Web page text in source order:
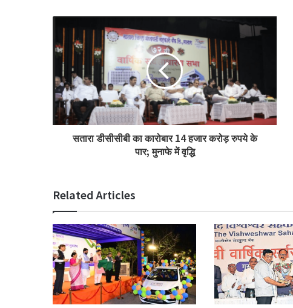
सतारा डीसीसीबी का कारोबार 14 हजार करोड़ रुपये के
पार; मुनाफे में वृद्धि
Related Articles